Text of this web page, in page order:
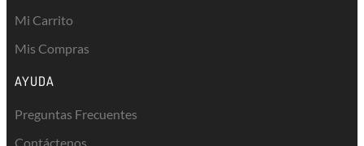
Mi Carrito
Mis Compras
AYUDA
Preguntas Frecuentes
Contáctenos